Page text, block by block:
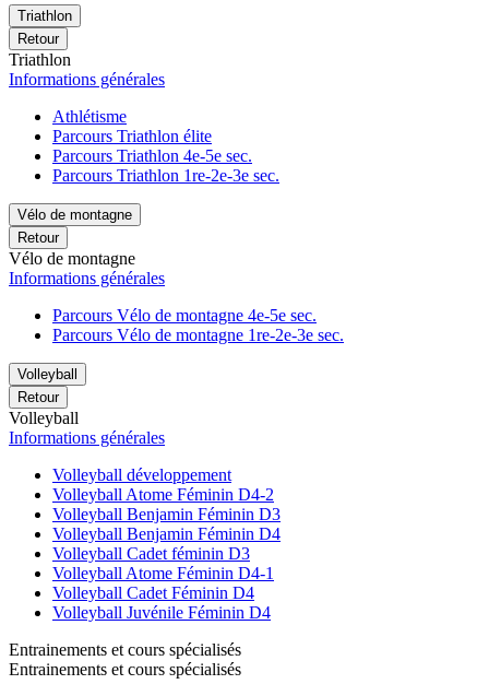
Triathlon
Retour
Triathlon
Informations générales
Athlétisme
Parcours Triathlon élite
Parcours Triathlon 4e-5e sec.
Parcours Triathlon 1re-2e-3e sec.
Vélo de montagne
Retour
Vélo de montagne
Informations générales
Parcours Vélo de montagne 4e-5e sec.
Parcours Vélo de montagne 1re-2e-3e sec.
Volleyball
Retour
Volleyball
Informations générales
Volleyball développement
Volleyball Atome Féminin D4-2
Volleyball Benjamin Féminin D3
Volleyball Benjamin Féminin D4
Volleyball Cadet féminin D3
Volleyball Atome Féminin D4-1
Volleyball Cadet Féminin D4
Volleyball Juvénile Féminin D4
Entrainements et cours spécialisés
Entrainements et cours spécialisés